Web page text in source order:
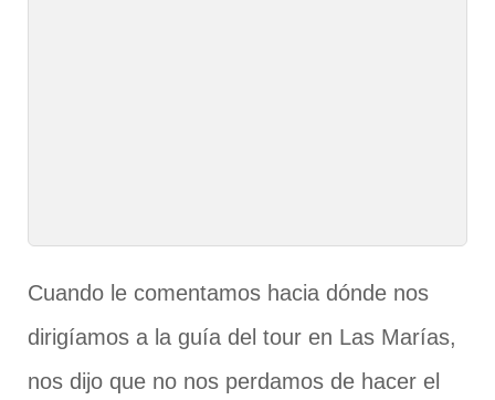
Cuando le comentamos hacia dónde nos
dirigíamos a la guía del tour en Las Marías,
nos dijo que no nos perdamos de hacer el